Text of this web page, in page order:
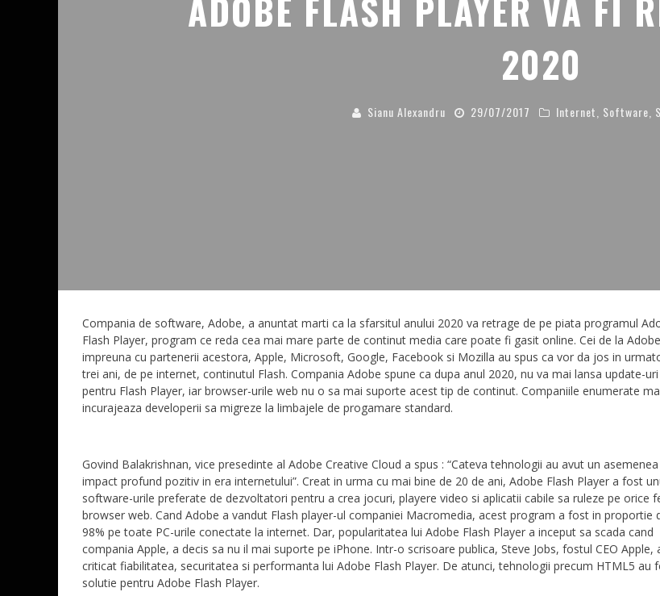
ADOBE FLASH PLAYER VA FI
2020
Sianu Alexandru 29/07/2017 Internet Software
Compania de software, Adobe, a anuntat marti ca la sfarsitul anului 2020 va retrage de pe piata programul
Flash Player, program ce reda cea mai mare parte de continut media care poate fi gasit online. Cei de la
impreuna cu partenerii acestora, Apple, Microsoft, Google, Facebook si Mozilla au spus ca vor da jos in
trei ani, de pe internet, continutul Flash. Compania Adobe spune ca dupa anul 2020, nu va mai lansa update-uri
pentru Flash Player, iar browser-urile web nu o sa mai suporte acest tip de continut. Companiile enumerate
incurajeaza developerii sa migreze la limbajele de progamare standard.
Govind Balakrishnan, vice presedinte al Adobe Creative Cloud a spus : “Cateva tehnologii au avut un asemenea
impact profund pozitiv in era internetului”. Creat in urma cu mai bine de 20 de ani, Adobe Flash Player a fost
software-urile preferate de dezvoltatori pentru a crea jocuri, playere video si aplicatii cabile sa ruleze pe orice
browser web. Cand Adobe a vandut Flash player-ul companiei Macromedia, acest program a fost in proportie
98% pe toate PC-urile conectate la internet. Dar, popularitatea lui Adobe Flash Player a inceput sa scada cand
compania Apple, a decis sa nu il mai suporte pe iPhone. Intr-o scrisoare publica, Steve Jobs, fostul CEO Apple,
criticat fiabilitatea, securitatea si performanta lui Adobe Flash Player. De atunci, tehnologii precum HTML5 au
solutie pentru Adobe Flash Player.